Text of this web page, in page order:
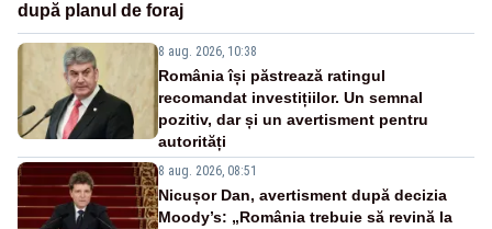
după planul de foraj
8 aug. 2026, 10:38
România își păstrează ratingul
recomandat investițiilor. Un semnal
pozitiv, dar și un avertisment pentru
autorități
8 aug. 2026, 08:51
Nicușor Dan, avertisment după decizia
Moody’s: „România trebuie să revină la